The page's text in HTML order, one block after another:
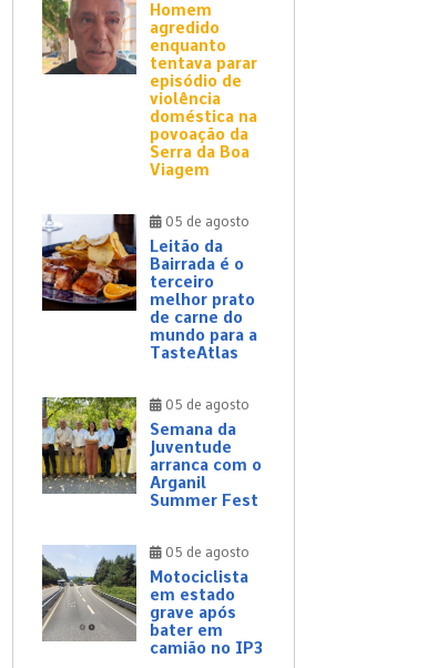
Homem
agredido
enquanto
tentava parar
episódio de
violência
doméstica na
povoação da
Serra da Boa
Viagem
05 de agosto
Leitão da
Bairrada é o
terceiro
melhor prato
de carne do
mundo para a
TasteAtlas
05 de agosto
Semana da
Juventude
arranca com o
Arganil
Summer Fest
05 de agosto
Motociclista
em estado
grave após
bater em
camião no IP3